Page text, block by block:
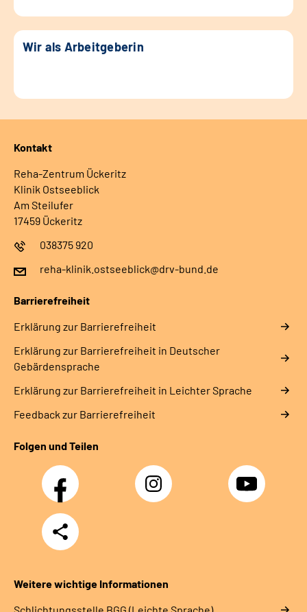
Wir als Arbeitgeberin
Kontakt
Reha-Zentrum Ückeritz
Klinik Ostseeblick
Am Steilufer
17459 Ückeritz
038375 920
reha-klinik.ostseeblick@drv-bund.de
Barrierefreiheit
Erklärung zur Barrierefreiheit
Erklärung zur Barrierefreiheit in Deutscher
Gebärdensprache
Erklärung zur Barrierefreiheit in Leichter Sprache
Feedback zur Barrierefreiheit
Folgen und Teilen
Facebook Instagram YouTube
Teilen
Weitere wichtige Informationen